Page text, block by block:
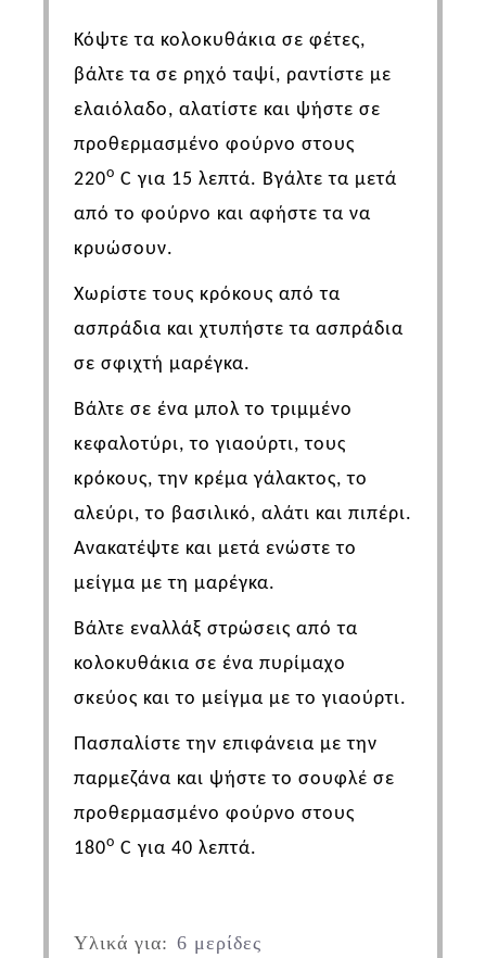
Κόψτε τα κολοκυθάκια σε φέτες,
βάλτε τα σε ρηχό ταψί, ραντίστε με
ελαιόλαδο, αλατίστε και ψήστε σε
προθερμασμένο φούρνο στους
220ο C για 15 λεπτά. Βγάλτε τα μετά
από το φούρνο και αφήστε τα να
κρυώσουν.
Χωρίστε τους κρόκους από τα
ασπράδια και χτυπήστε τα ασπράδια
σε σφιχτή μαρέγκα.
Βάλτε σε ένα μπολ το τριμμένο
κεφαλοτύρι, το γιαούρτι, τους
κρόκους, την κρέμα γάλακτος, το
αλεύρι, το βασιλικό, αλάτι και πιπέρι.
Ανακατέψτε και μετά ενώστε το
μείγμα με τη μαρέγκα.
Βάλτε εναλλάξ στρώσεις από τα
κολοκυθάκια σε ένα πυρίμαχο
σκεύος και το μείγμα με το γιαούρτι.
Πασπαλίστε την επιφάνεια με την
παρμεζάνα και ψήστε το σουφλέ σε
προθερμασμένο φούρνο στους
180ο C για 40 λεπτά.
Υλικά για: 6 μερίδες